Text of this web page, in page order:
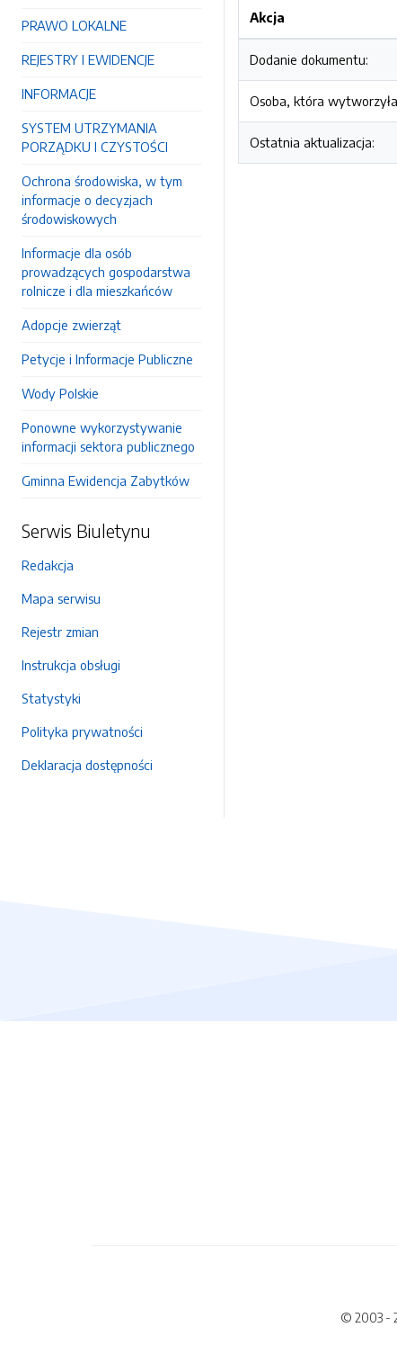
PRAWO LOKALNE
REJESTRY I EWIDENCJE
INFORMACJE
SYSTEM UTRZYMANIA
PORZĄDKU I CZYSTOŚCI
Ochrona środowiska, w tym
informacje o decyzjach
środowiskowych
Informacje dla osób
prowadzących gospodarstwa
rolnicze i dla mieszkańców
Adopcje zwierząt
Petycje i Informacje Publiczne
Wody Polskie
Ponowne wykorzystywanie
informacji sektora publicznego
Gminna Ewidencja Zabytków
Serwis Biuletynu
Redakcja
Mapa serwisu
Rejestr zmian
Instrukcja obsługi
Statystyki
Polityka prywatności
Deklaracja dostępności
Akcja
Dodanie dokumentu:
Osoba, która
Ostatnia aktualizacja:
© 2003 -